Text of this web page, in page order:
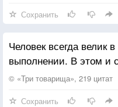
вынуждены слушать,
урчит в животе.
поцелуев, стук вилок
в любви.
Что остается, когда
воспоминания.
Сохранить
Человек всегда велик
выполнении. В этом и
© «Три товарища», 219 цитат
Сохранить